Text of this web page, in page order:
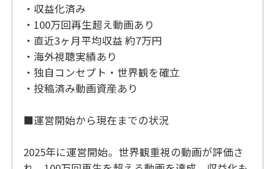
・収益化済み
・100万回再生超え動画あり
・直近3ヶ月平均収益 約7万円
・海外視聴実績あり
・独自コンセプト・世界観を確立
・投稿済み動画資産あり
■運営開始から現在までの状況
2025年に運営開始。世界観重視の動画が評価さ